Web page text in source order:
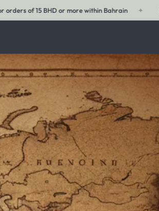
shipping for orders of 30 BHD or more outside